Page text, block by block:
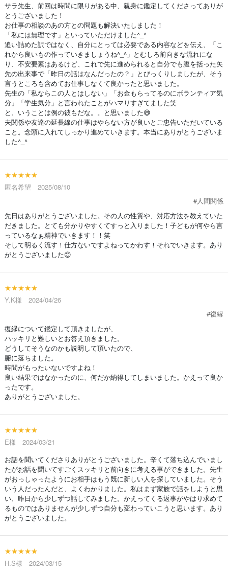
サラ先生、前回は時間に限りがある中、親身に鑑定してくださってありが
とうございました！
お仕事の相談のあの方との問題も解決いたしました！
「私には無理です」といっていただけました^_^
追い詰めた訳ではなく、自分にとっては必要である内容などを伝え、「こ
れから良いもの作っていきましょうね^_^」とむしろ前向きな流れにな
り、不安要素はあるけど、これで先に進められると自分でも腹を括った矢
先の出来事で「昨日の話はなんだったの？」とびっくりしましたが、そう
言うところも含めてお仕事しなくて良かったと思いました。
先生の「私ならこの人とはしない」「お金もらってるのにボランティア気
分」「学生気分」と言われたことがハマりすぎてました笑
と、いうことは例の彼もだな。。と思いました😅
夫関係や友達の延長線の仕事はやらない方が良いとご忠告いただいている
こと。念頭に入れてしっかり進めていきます。本当にありがとうございま
した^_^
★★★★★
匿名希望 2025/08/10
#人間関係
先日はありがとうございました。その人の性質や、対応方法を教えていた
だきました。とても分かりやすくてすっと入りました！子どもが何やら言
っているなぁ精神でいきます！！笑
そして明るく流す！仕方ないですよねってかわす！それでいきます。あり
がとうございました😊
★★★★★
Y.K様 2024/04/26
#復縁
復縁について鑑定して頂きましたが、
ハッキリと難しいとお答え頂きました。
どうしてそうなのかも説明して頂いたので、
腑に落ちました。
時間がもったいないですよね！
良い結果ではなかったのに、何だか納得してしまいました。かえって良か
ったです。
ありがとうございました。
★★★★★
E様 2024/03/21
お話を聞いてくださりありがとうございました。辛くて落ち込んでいまし
たがお話を聞いてすごくスッキリと前向きに考える事ができました。先生
がおっしゃったようにお相手はもう既に新しい人を探していました。そう
いう人だったんだと、よくわかりました。私はまず家族で話をしようと思
い、昨日から少しずつ話してみました。かえってくる返事がやはり求めて
るものではありませんが少しずつ自分も変わっていこうと思います。あり
がとうございました。
★★★★★
H.S様 2024/03/15